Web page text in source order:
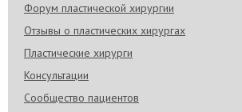
Форум пластической хирургии
Отзывы о пластических хирургах
Пластические хирурги
Консультации
Сообщество пациентов